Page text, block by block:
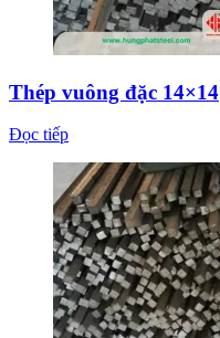
Thép vuông đặc 14×14
Đọc tiếp